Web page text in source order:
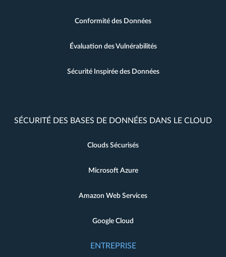
Conformité des Données
Évaluation des Vulnérabilités
Sécurité Inspirée des Données
SÉCURITÉ DES BASES DE DONNÉES DANS LE CLOUD
Clouds Sécurisés
Microsoft Azure
Amazon Web Services
Google Cloud
ENTREPRISE